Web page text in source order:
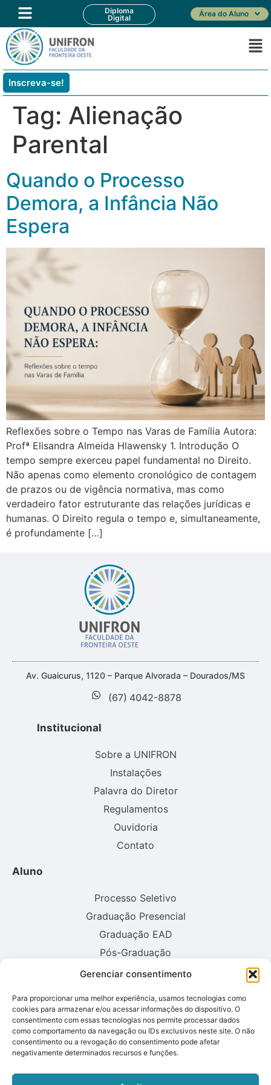
Gerenciar consentimento
Para proporcionar uma melhor experiência, usamos tecnologias como
cookies para armazenar e/ou acessar informações do dispositivo. O
consentimento com essas tecnologias nos permite processar dados
como comportamento da navegação ou IDs exclusivos neste site. O não
consentimento ou a revogação do consentimento pode afetar
negativamente determinados recursos e funções.
Diploma
Digital
Área do Aluno
Inscreva-se!
Tag: Alienação
Parental
Quando o Processo
Demora, a Infância Não
Espera
Reflexões sobre o Tempo nas Varas de Família Autora:
Profª Elisandra Almeida Hlawensky 1. Introdução O
tempo sempre exerceu papel fundamental no Direito.
Não apenas como elemento cronológico de contagem
de prazos ou de vigência normativa, mas como
verdadeiro fator estruturante das relações jurídicas e
humanas. O Direito regula o tempo e, simultaneamente,
é profundamente […]
Av. Guaicurus, 1120 – Parque Alvorada – Dourados/MS
(67) 4042-8878
Institucional
Sobre a UNIFRON
Instalações
Palavra do Diretor
Regulamentos
Ouvidoria
Contato
Aluno
Processo Seletivo
Graduação Presencial
Graduação EAD
Pós-Graduação
Consulte aqui o cadastro da instituição no sistema E-MEC: